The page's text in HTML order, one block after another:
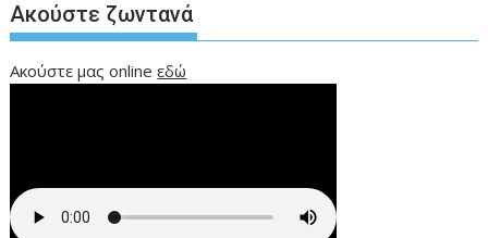
Ακούστε ζωντανά
Ακούστε μας onlineεδώ